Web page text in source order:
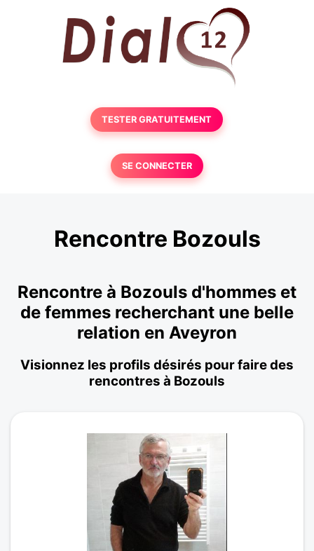
TESTER GRATUITEMENT
SE CONNECTER
Rencontre Bozouls
Rencontre à Bozouls d'hommes et
de femmes recherchant une belle
relation en Aveyron
Visionnez les profils désirés pour faire des
rencontres à Bozouls